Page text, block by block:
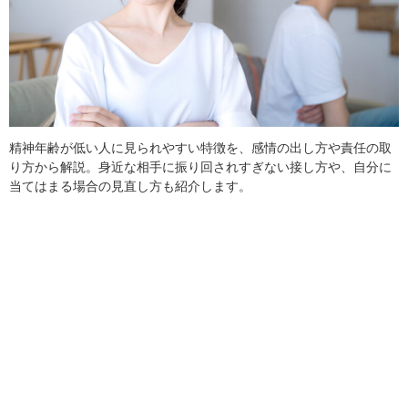
食材辞典
おすすめ
精神年齢が低い人に見られやすい特徴を、感情の出し方や責任の取
り方から解説。身近な相手に振り回されすぎない接し方や、自分に
当てはまる場合の見直し方も紹介します。